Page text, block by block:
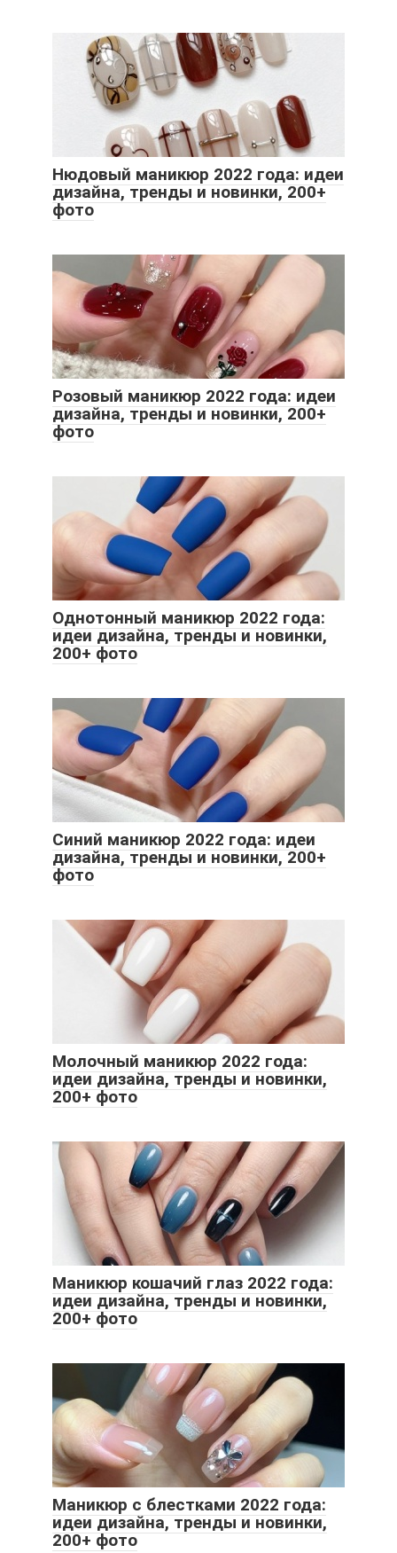
Нюдовый маникюр 2022 года: идеи
дизайна, тренды и новинки, 200+
фото
Розовый маникюр 2022 года: идеи
дизайна, тренды и новинки, 200+
фото
Однотонный маникюр 2022 года:
идеи дизайна, тренды и новинки,
200+ фото
Синий маникюр 2022 года: идеи
дизайна, тренды и новинки, 200+
фото
Молочный маникюр 2022 года:
идеи дизайна, тренды и новинки,
200+ фото
Маникюр кошачий глаз 2022 года:
идеи дизайна, тренды и новинки,
200+ фото
Маникюр с блестками 2022 года:
идеи дизайна, тренды и новинки,
200+ фото